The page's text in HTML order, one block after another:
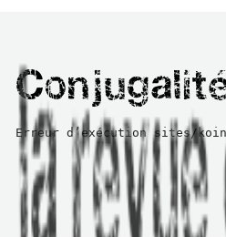
Erreur d’exécution sites/